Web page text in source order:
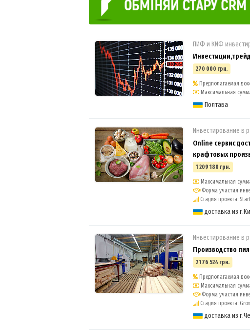
ПИФ и КИФ
270 000 грн.
Предполагаемая
Максимальная
Полтава
Инвестирование в
Online сервис
крафтовых
1 209 180 грн.
Максимальная
Форма участия
Стадия проекта:
доставка из
Инвестирование в
Производство
2 176 524 грн.
Предполагаемая
Максимальная
Форма участия
Стадия проекта:
доставка из